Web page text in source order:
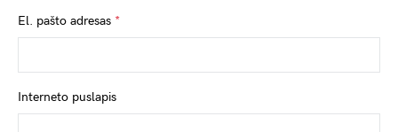
El. pašto adresas *
Interneto puslapis